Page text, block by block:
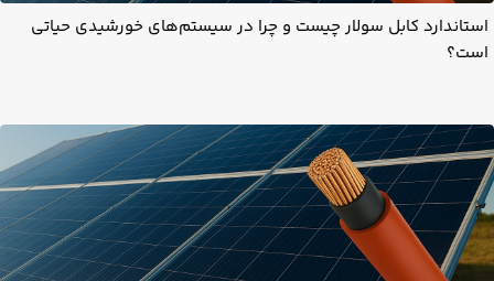
استاندارد کابل سولار چیست و چرا در سیستم‌های خورشیدی حیاتی
است؟